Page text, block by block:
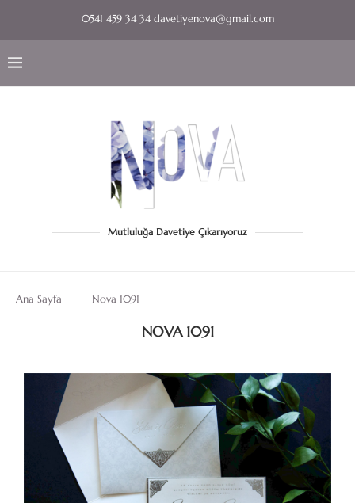
0541 459 34 34 davetiyenova@gmail.com
Mutluluğa Davetiye Çıkarıyoruz
Ana Sayfa Nova 1091
NOVA 1091